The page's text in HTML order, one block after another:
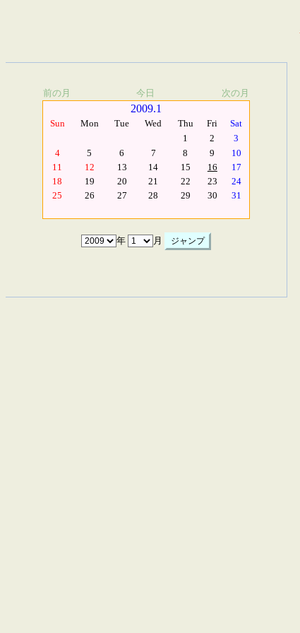
前の月 今日 次の月
2009.1
Sun Mon Tue Wed Thu Fri
Sat
1
2
3
4
5 6 7 8 9
10
11
12 13 14 15 16
17
18
19 20 21 22 23
24
25
26 27 28 29 30 31
年 月